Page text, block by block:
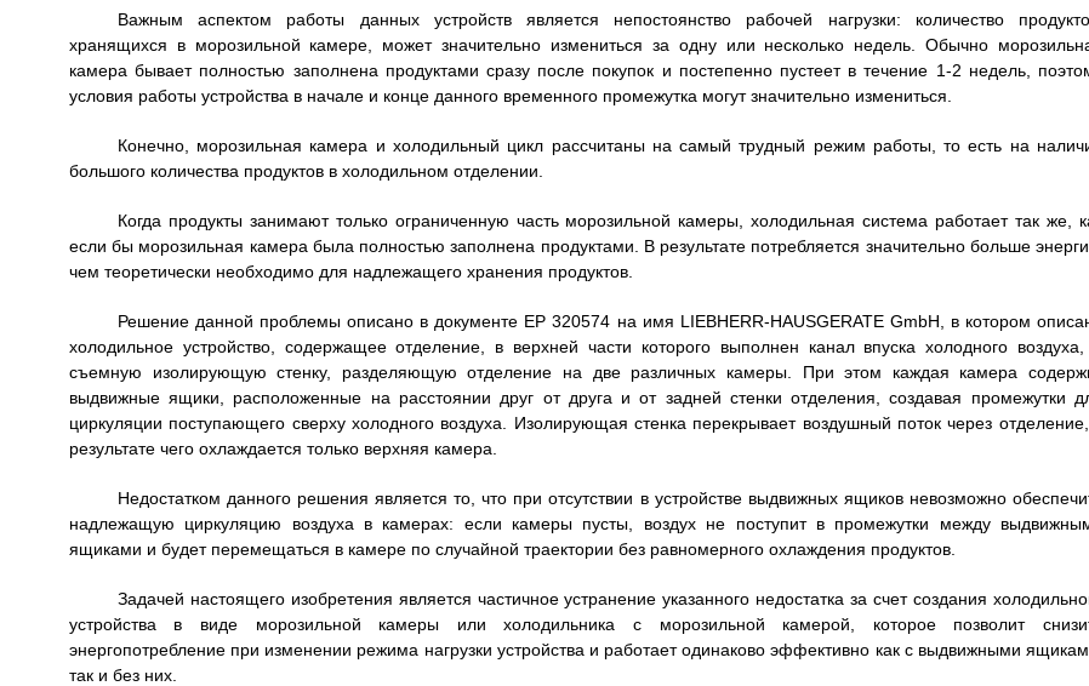
Важным аспектом работы данных устройств является непостоянство рабочей нагрузки: количество
хранящихся в морозильной камере, может значительно измениться за одну или несколько недель. Обычно
камера бывает полностью заполнена продуктами сразу после покупок и постепенно пустеет в течение 1-2 недель,
условия работы устройства в начале и конце данного временного промежутка могут значительно измениться.
Конечно, морозильная камера и холодильный цикл рассчитаны на самый трудный режим работы, то есть на
большого количества продуктов в холодильном отделении.
Когда продукты занимают только ограниченную часть морозильной камеры, холодильная система работает так же,
если бы морозильная камера была полностью заполнена продуктами. В результате потребляется значительно больше
чем теоретически необходимо для надлежащего хранения продуктов.
Решение данной проблемы описано в документе EP 320574 на имя LIEBHERR-HAUSGERATE GmbH, в котором
холодильное устройство, содержащее отделение, в верхней части которого выполнен канал впуска холодного
съемную изолирующую стенку, разделяющую отделение на две различных камеры. При этом каждая камера
выдвижные ящики, расположенные на расстоянии друг от друга и от задней стенки отделения, создавая промежутки
циркуляции поступающего сверху холодного воздуха. Изолирующая стенка перекрывает воздушный поток через
результате чего охлаждается только верхняя камера.
Недостатком данного решения является то, что при отсутствии в устройстве выдвижных ящиков невозможно
надлежащую циркуляцию воздуха в камерах: если камеры пусты, воздух не поступит в промежутки между
ящиками и будет перемещаться в камере по случайной траектории без равномерного охлаждения продуктов.
Задачей настоящего изобретения является частичное устранение указанного недостатка за счет создания
устройства в виде морозильной камеры или холодильника с морозильной камерой, которое позволит
энергопотребление при изменении режима нагрузки устройства и работает одинаково эффективно как с выдвижными
так и без них.